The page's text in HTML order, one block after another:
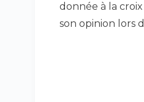
donnée à la
son opinion lors